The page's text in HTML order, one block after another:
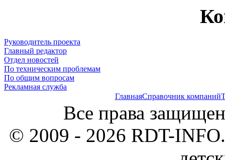
Руководитель проекта
Главный редактор
Отдел новостей
По техническим проблемам
По общим вопросам
Рекламная служба
ГлавнаяСправочник компаний
Все права
© 2009 - 2026 RDT-